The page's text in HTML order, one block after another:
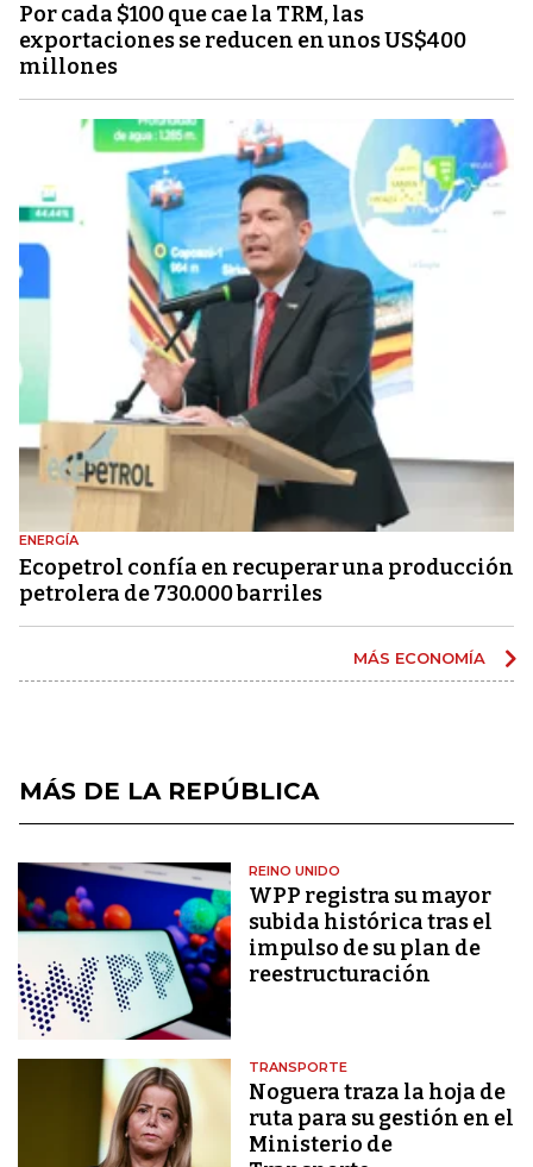
Por cada $100 que cae la TRM, las
exportaciones se reducen en unos US$400
millones
ENERGÍA
Ecopetrol confía en recuperar una producción
petrolera de 730.000 barriles
MÁS ECONOMÍA
MÁS DE LA REPÚBLICA
REINO UNIDO
WPP registra su mayor
subida histórica tras el
impulso de su plan de
reestructuración
TRANSPORTE
Noguera traza la hoja de
ruta para su gestión en el
Ministerio de